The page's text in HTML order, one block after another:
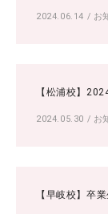
2024.06.14 / お
【松浦校】
2024.05.30 / お
【早岐校】卒